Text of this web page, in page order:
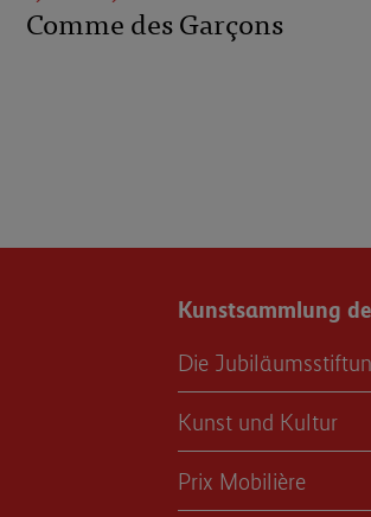
Comme des Garçons
Kunstsammlung
Die
Kunst und Kultur
Prix Mobilière